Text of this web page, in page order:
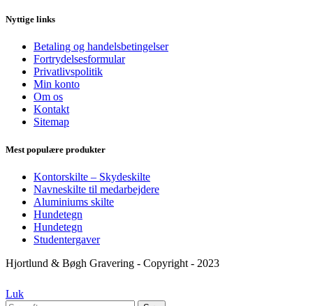
Nyttige links
Betaling og handelsbetingelser
Fortrydelsesformular
Privatlivspolitik
Min konto
Om os
Kontakt
Sitemap
Mest populære produkter
Kontorskilte – Skydeskilte
Navneskilte til medarbejdere
Aluminiums skilte
Hundetegn
Hundetegn
Studentergaver
Hjortlund & Bøgh Gravering - Copyright - 2023
Luk